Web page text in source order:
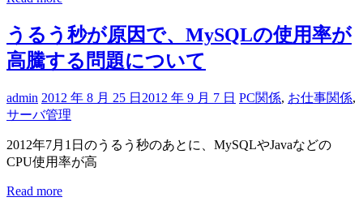
うるう秒が原因で、MySQLの使用率が
高騰する問題について
admin 2012 年 8 月 25 日 2012 年 9 月 7 日 PC関係, お仕事関係,
サーバ管理
2012年7月1日のうるう秒のあとに、MySQLやJavaなどの
CPU使用率が高
Read more